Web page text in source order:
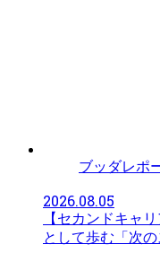
ブッダレポ
2026.08.05
【セカンドキャ
として歩む「次の